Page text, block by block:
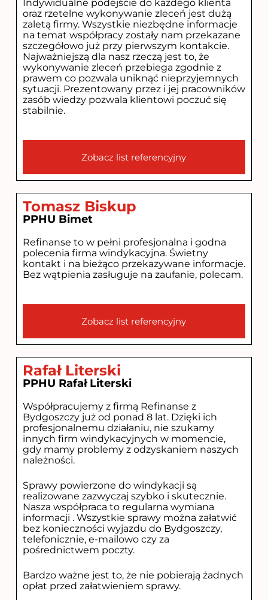
Indywidualne podejście do każdego klienta
oraz rzetelne wykonywanie zleceń jest dużą
zaletą firmy. Wszystkie niezbędne informacje
na temat współpracy zostały nam przekazane
szczegółowo już przy pierwszym kontakcie.
Najważniejszą dla nasz rzeczą jest to, że
wykonywanie zleceń przebiega zgodnie z
prawem co pozwala uniknąć nieprzyjemnych
sytuacji. Prezentowany przez i jej pracowników
zasób wiedzy pozwala klientowi poczuć się
stabilnie.
Zobacz list referencyjny
Tomasz Biskup
PPHU Bimet
Refinanse to w pełni profesjonalna i godna
polecenia firma windykacyjna. Świetny
kontakt i na bieżąco przekazywane informacje.
Bez wątpienia zasługuje na zaufanie, polecam.
Zobacz list referencyjny
Rafał Literski
PPHU Rafał Literski
Współpracujemy z firmą Refinanse z
Bydgoszczy już od ponad 8 lat. Dzięki ich
profesjonalnemu działaniu, nie szukamy
innych firm windykacyjnych w momencie,
gdy mamy problemy z odzyskaniem naszych
należności.
Sprawy powierzone do windykacji są
realizowane zazwyczaj szybko i skutecznie.
Nasza współpraca to regularna wymiana
informacji . Wszystkie sprawy można załatwić
bez konieczności wyjazdu do Bydgoszczy,
telefonicznie, e-mailowo czy za
pośrednictwem poczty.
Bardzo ważne jest to, że nie pobierają żadnych
opłat przed załatwieniem sprawy.